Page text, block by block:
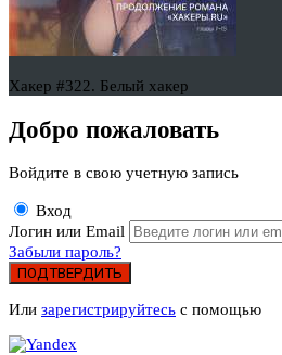
Хакер #322. Белый хакер
Добро пожаловать
Войдите в свою учетную запись
Вход
Логин или Email
Забыли пароль?
ПОДТВЕРДИТЬ
Или зарегистрируйтесь с помощью